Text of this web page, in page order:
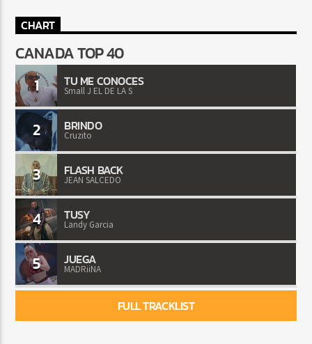
CHART
CANADA TOP 40
1 TU ME CONOCES
Small J EL DE LA S
2 BRINDO
Cruzito
3 FLASH BACK
JEAN SALCEDO
4 TUSY
Landy Garcia
5 JUEGA
MADRiiNA
FULL TRACKLIST